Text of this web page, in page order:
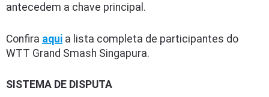
antecedem a chave principal.
Confira aqui a lista completa de participantes do
WTT Grand Smash Singapura.
SISTEMA DE DISPUTA